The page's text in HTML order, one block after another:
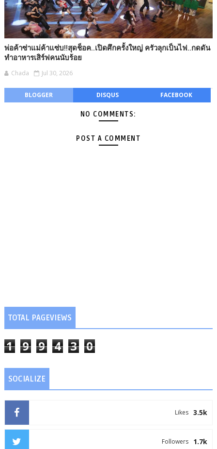
พ่อค้าซ่าแม่ค้าแซ่บ!!สุดช็อค..เปิดศึกครั้งใหญ่ ครัวลุกเป็นไฟ..กดดัน
ทำอาหารเสิร์ฟคนนับร้อย
Chada Jul 30, 2026
BLOGGER DISQUS FACEBOOK
NO COMMENTS:
POST A COMMENT
TOTAL PAGEVIEWS
1 9 9 4 3 0
SOCIALIZE
3.5k
Likes
1.7k
Followers